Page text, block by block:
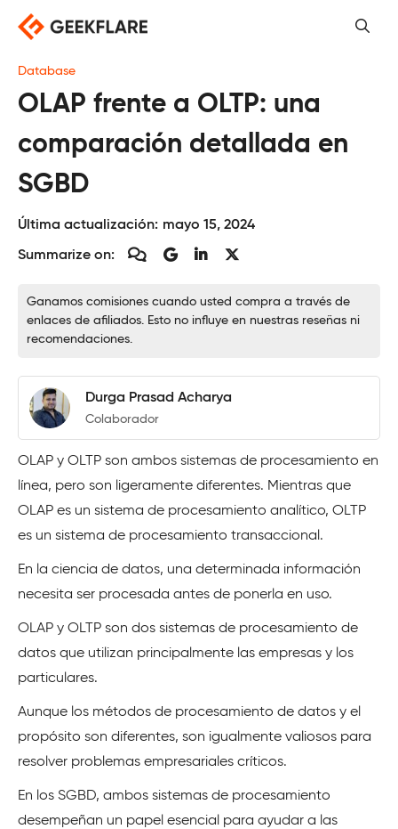
Saltar
contenido
Database
OLAP frente a OLTP: una
comparación detallada en
SGBD
Última actualización: mayo 15, 2024
Summarize on:
Ganamos comisiones cuando usted compra a través de
enlaces de afiliados. Esto no influye en nuestras reseñas ni
recomendaciones.
Durga Prasad Acharya
Colaborador
OLAP y OLTP son ambos sistemas de procesamiento en
línea, pero son ligeramente diferentes. Mientras que
OLAP es un sistema de procesamiento analítico, OLTP
es un sistema de procesamiento transaccional.
En la ciencia de datos, una determinada información
necesita ser procesada antes de ponerla en uso.
OLAP y OLTP son dos sistemas de procesamiento de
datos que utilizan principalmente las empresas y los
particulares.
Aunque los métodos de procesamiento de datos y el
propósito son diferentes, son igualmente valiosos para
resolver problemas empresariales críticos.
En los SGBD, ambos sistemas de procesamiento
desempeñan un papel esencial para ayudar a las